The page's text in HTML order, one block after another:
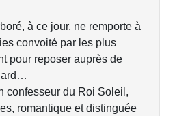
à ce jour, ne remporte à
convoité par les plus
pour reposer auprès de
confesseur du Roi Soleil,
romantique et distinguée